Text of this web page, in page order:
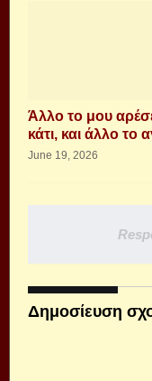
Άλλο το μου
κάτι, και άλλο το
June 19, 2026
Δημοσίευση